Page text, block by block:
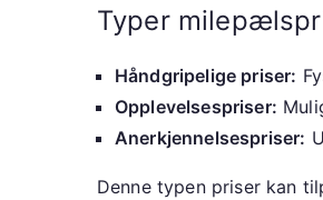
Typer
Håndgripelige priser:
Opplevelsespriser:
Anerkjennelsespriser:
Denne typen priser kan